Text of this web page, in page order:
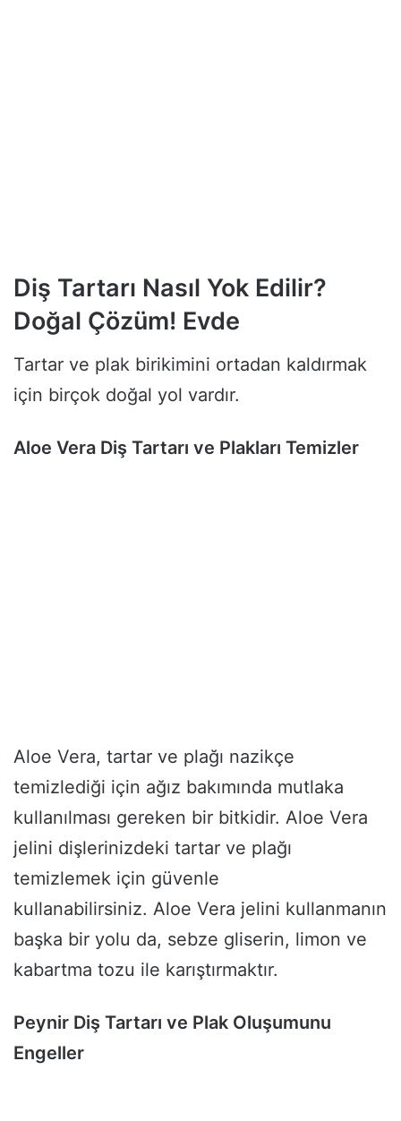
Diş Tartarı Nasıl Yok Edilir?
Doğal Çözüm! Evde
Tartar ve plak birikimini ortadan kaldırmak
için birçok doğal yol vardır.
Aloe Vera Diş Tartarı ve Plakları Temizler
Aloe Vera, tartar ve plağı nazikçe
temizlediği için ağız bakımında mutlaka
kullanılması gereken bir bitkidir. Aloe Vera
jelini dişlerinizdeki tartar ve plağı
temizlemek için güvenle
kullanabilirsiniz. Aloe Vera jelini kullanmanın
başka bir yolu da, sebze gliserin, limon ve
kabartma tozu ile karıştırmaktır.
Peynir Diş Tartarı ve Plak Oluşumunu
Engeller